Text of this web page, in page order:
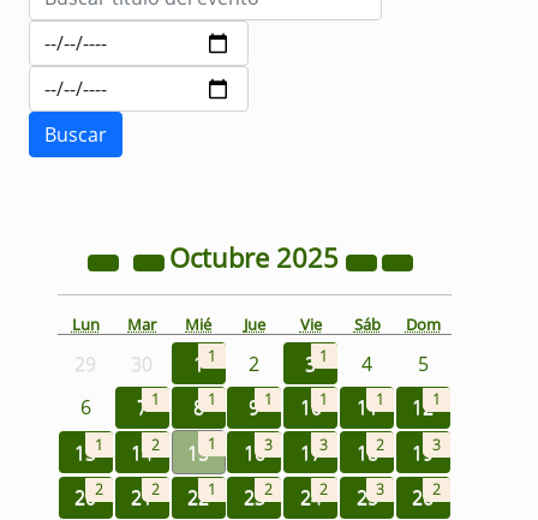
Octubre 2025
Lun Mar Mié Jue Vie Sáb Dom
29 30 1 1 2 3 1 4
5
6
7 1 8 1 9 1 101 111 121
131 142 151 163 173 182 193
202 212 221 232 242 253 262